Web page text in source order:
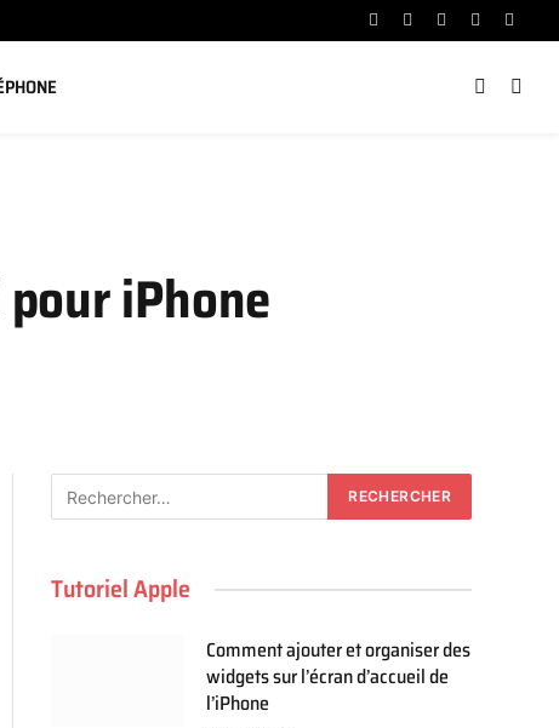
Facebook
X
Instagram
YouTube
iPhone
Tutoriel Apple
Comment ajouter et organiser des
widgets sur l’écran d’accueil de
l’iPhone